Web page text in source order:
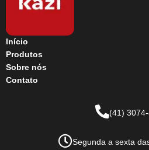
Início
Produtos
Sobre nós
Contato
(41)
Segunda a sexta